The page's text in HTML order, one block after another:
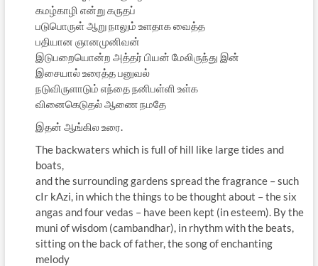
கமழ்காழி என்று கருதப்
படுபொருள் ஆறு நாலும் உளதாக வைத்த
பதியான ஞானமுனிவன்
இடுபறையொன்ற அத்தர் பியன் மேலிருந்து இன்
இசையால் உரைத்த பனுவல்
நடுவிருளாடும் எந்தை நனிபள்ளி உள்க
வினைகெடுதல் ஆணை நமதே
இதன் ஆங்கில உரை.
The backwaters which is full of hill like large tides and
boats,
and the surrounding gardens spread the fragrance – such
cIr kAzi, in which the things to be thought about – the six
angas and four vedas – have been kept (in esteem). By the
muni of wisdom (cambandhar), in rhythm with the beats,
sitting on the back of father, the song of enchanting
melody